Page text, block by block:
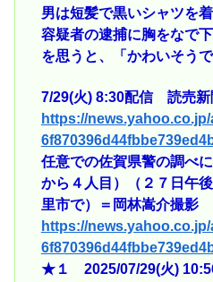
男は短髪で黒いシャツを
容疑者の逮捕に胸をなで
を思うと、「かわいそう
7/29(火) 8:30配信 読売新
https://
任意での佐賀県警の調べ
から４人目）（２７日午
里市で）＝岡林嵩介撮影
https://
★１ 2025/07/29(火)